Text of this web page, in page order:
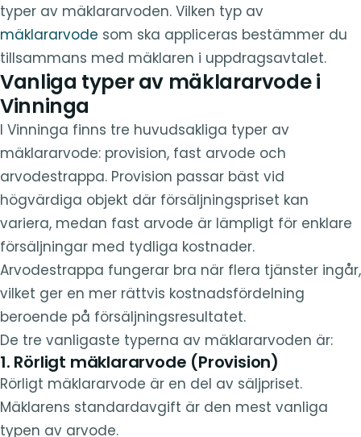
typer av mäklararvoden. Vilken typ av
mäklararvode som ska appliceras bestämmer du
tillsammans med mäklaren i uppdragsavtalet.
Vanliga typer av mäklararvode i
Vinninga
I Vinninga finns tre huvudsakliga typer av
mäklararvode: provision, fast arvode och
arvodestrappa. Provision passar bäst vid
högvärdiga objekt där försäljningspriset kan
variera, medan fast arvode är lämpligt för enklare
försäljningar med tydliga kostnader.
Arvodestrappa fungerar bra när flera tjänster ingår,
vilket ger en mer rättvis kostnadsfördelning
beroende på försäljningsresultatet.
De tre vanligaste typerna av mäklararvoden är:
1. Rörligt mäklararvode (Provision)
Rörligt mäklararvode är en del av säljpriset.
Mäklarens standardavgift är den mest vanliga
typen av arvode.